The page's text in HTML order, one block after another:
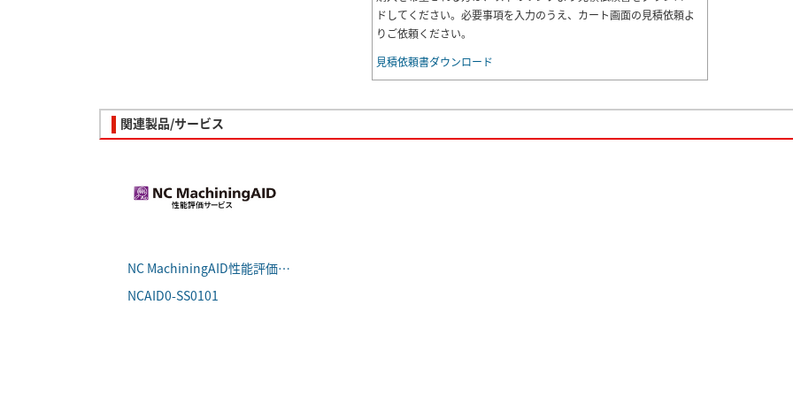
ドしてください。必要事項を入力のうえ、カート画面の見積依頼よ
りご依頼ください。
見積依頼書ダウンロード
関連製品/サービス
NC MachiningAID性能評価サービス
NCAID0-SS0101